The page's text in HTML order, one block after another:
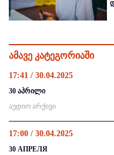
ამავე კატეგორიაში
17:41 / 30.04.2025
30 აპრილი
აუდიო არქივი
17:00 / 30.04.2025
30 АПРЕЛЯ